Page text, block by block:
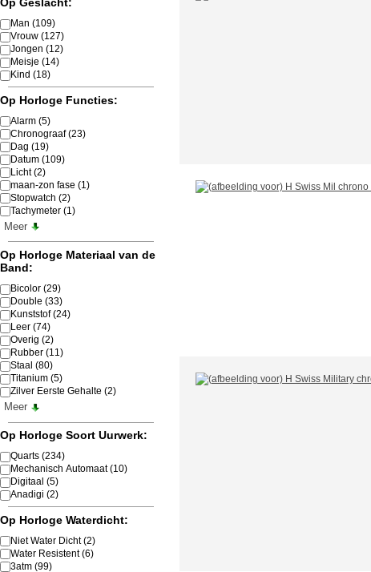
Op Geslacht:
Man (109)
Vrouw (127)
Jongen (12)
Meisje (14)
Kind (18)
Op Horloge Functies:
Alarm (5)
Chronograaf(23)
Dag (19)
Datum (109)
Licht(2)
maan-zon fase (1)
Stopwatch (2)
Tachymeter (1)
Meer
Op Horloge Materiaal van de
Band:
Bicolor (29)
Double (33)
Kunststof(24)
Leer (74)
Overig (2)
Rubber (11)
Staal (80)
Titanium (5)
Zilver Eerste Gehalte (2)
Meer
Op Horloge Soort Uurwerk:
Quarts (234)
Mechanisch Automaat(10)
Digitaal (5)
Anadigi (2)
Op Horloge Waterdicht:
Niet Water Dicht(2)
Water Resistent(6)
3atm (99)